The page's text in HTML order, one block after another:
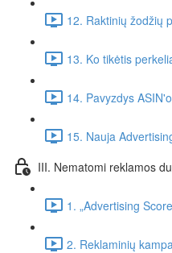
12. Raktinių žodžių
13. Ko tikėtis
14. Pavyzdys
15. Nauja
III. Nematomi reklamos
1. „Advertising
2. Reklaminių